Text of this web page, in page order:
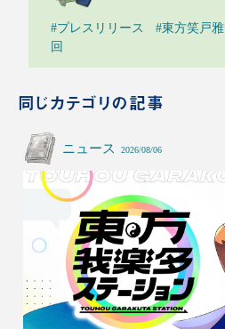
#プレスリリース #東方笑戸雅
回
同じカテゴリの記事
ニュース 2026/08/06